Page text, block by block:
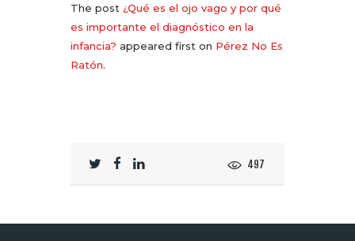
The post ¿Qué es el ojo vago y por qué
es importante el diagnóstico en la
infancia? appeared first on Pérez No Es
Ratón.
497